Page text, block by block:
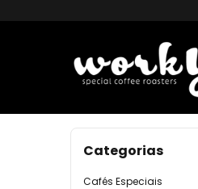
Categorias
Cafés Especiais